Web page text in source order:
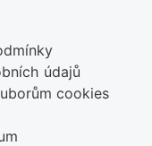
údajů
cookies